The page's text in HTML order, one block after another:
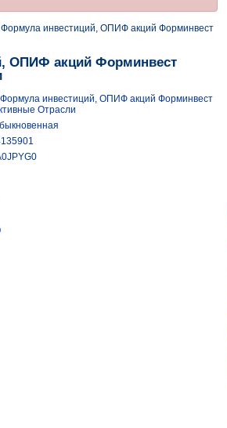
инвестиций, ОПИФ акций Форминвест
ОПИФ акций Форминвест
инвестиций, ОПИФ акций Форминвест
Отрасли